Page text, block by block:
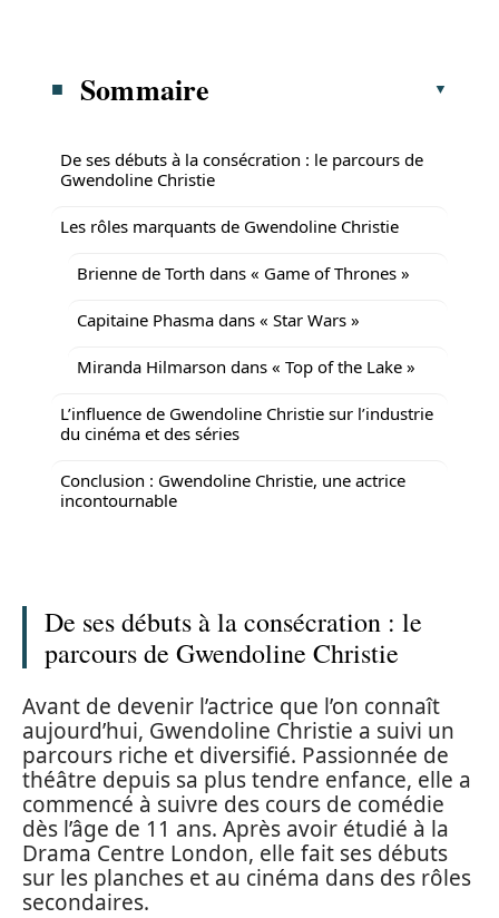
Sommaire
De ses débuts à la consécration : le parcours de
Gwendoline Christie
Les rôles marquants de Gwendoline Christie
Brienne de Torth dans « Game of Thrones »
Capitaine Phasma dans « Star Wars »
Miranda Hilmarson dans « Top of the Lake »
L’influence de Gwendoline Christie sur l’industrie
du cinéma et des séries
Conclusion : Gwendoline Christie, une actrice
incontournable
De ses débuts à la consécration : le
parcours de Gwendoline Christie
Avant de devenir l’actrice que l’on connaît
aujourd’hui, Gwendoline Christie a suivi un
parcours riche et diversifié. Passionnée de
théâtre depuis sa plus tendre enfance, elle a
commencé à suivre des cours de comédie
dès l’âge de 11 ans. Après avoir étudié à la
Drama Centre London, elle fait ses débuts
sur les planches et au cinéma dans des rôles
secondaires.